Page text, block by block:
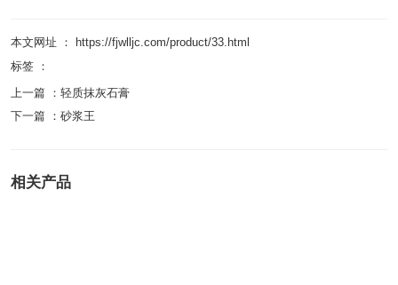
本文网址 ： https://fjwlljc.com/product/33.html
标签 ：
上一篇 ： 轻质抹灰石膏
下一篇 ： 砂浆王
相关产品